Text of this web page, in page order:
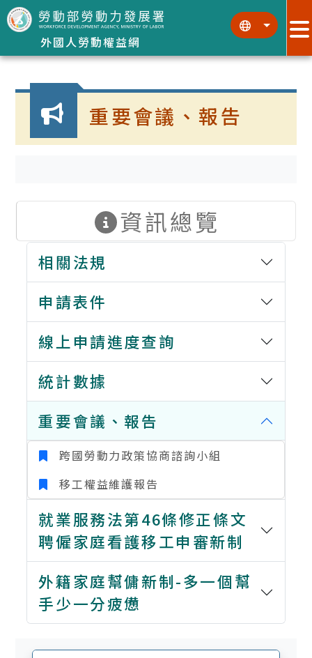
跳到主要內容區塊
外國人勞動權益網
::: :::
:::
重要會議、報告
資訊總覽
相關法規
申請表件
線上申請進度查詢
統計數據
重要會議、報告
跨國勞動力政策協商諮詢小組
移工權益維護報告
就業服務法第46條修正條文
聘僱家庭看護移工申審新制
外籍家庭幫傭新制-多一個幫
手少一分疲憊